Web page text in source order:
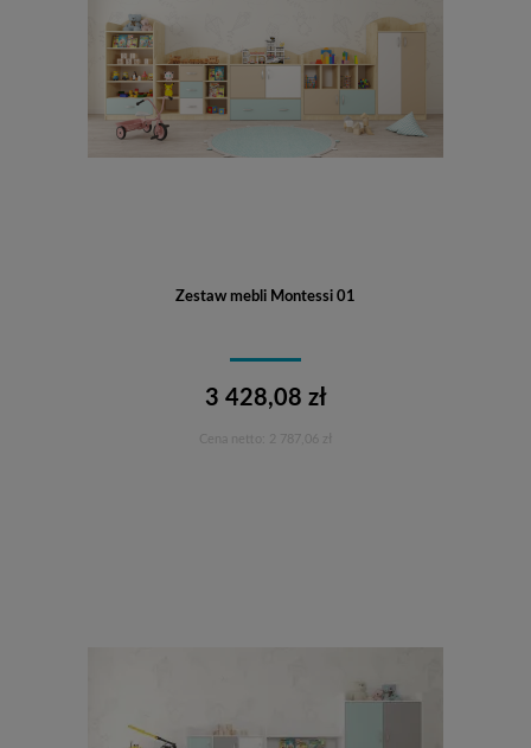
Zestaw mebli Montessi 01
3 428,08 zł
2 787,06 zł